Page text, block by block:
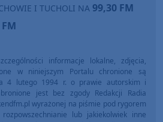
I TUCHOLI NA 99,30 FM
informacje lokalne, zdjęcia,
w niniejszym Portalu chronione są
4 lutego 1994 r. o prawie autorskim i
jest bez zgody Redakcji Radia
wyrażonej na piśmie pod rygorem
lub jakiekolwiek inne